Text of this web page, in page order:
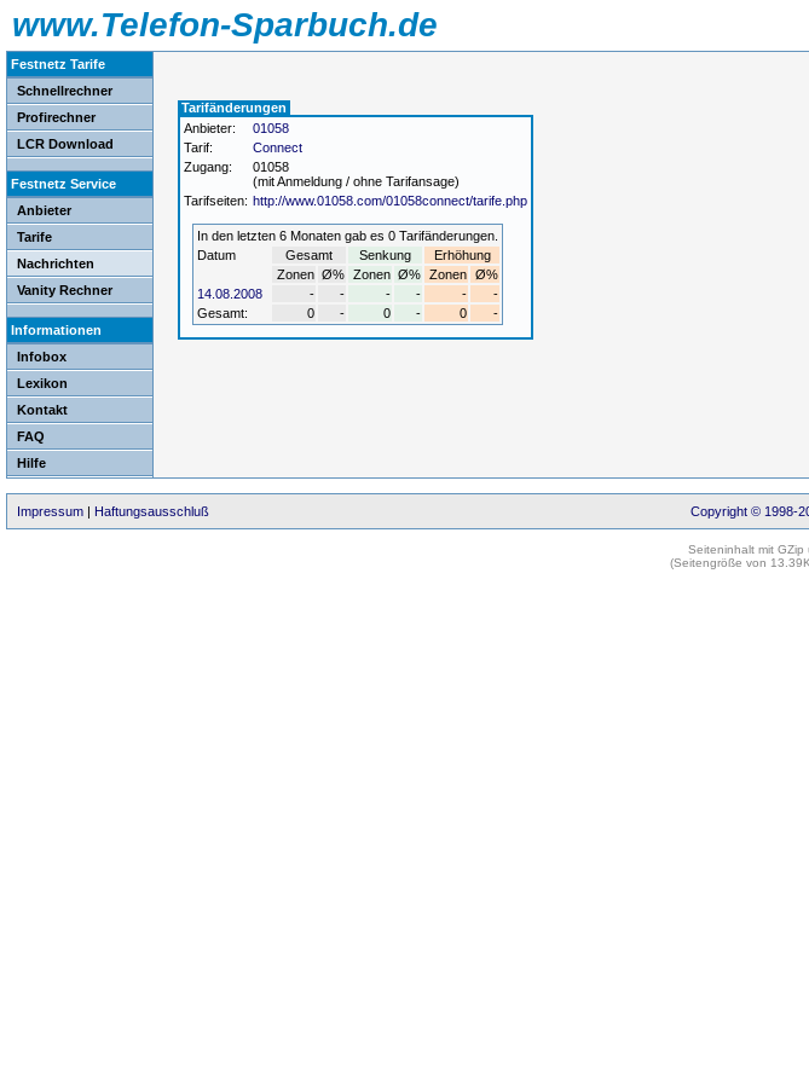
www.Telefon-Sparbuch.de
Festnetz Tarife
Schnellrechner
Profirechner
LCR Download
Festnetz Service
Anbieter
Tarife
Nachrichten
Vanity Rechner
Informationen
Infobox
Lexikon
Kontakt
FAQ
Hilfe
Tarifänderungen
Anbieter:
01058
Tarif:
Connect
Zugang:
01058
(mit Anmeldung / ohne Tarifansage)
Tarifseiten: http://www.01058.com/01058connect/tarife.php
In den letzten 6 Monaten gab es 0 Tarifänderungen.
Datum
Gesamt Senkung
Erhöhung
Zonen Ø% Zonen Ø% Zonen Ø%
14.08.2008
- - - - -
-
Gesamt:
0 - 0 - 0 -
Impressum | Haftungsausschluß Copyright © 1998-
Seiteninhalt mit GZip
(Seitengröße von